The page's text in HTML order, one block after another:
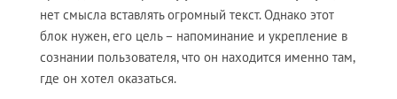
нет смысла вставлять огромный текст. Однако этот
блок нужен, его цель – напоминание и укрепление в
сознании пользователя, что он находится именно там,
где он хотел оказаться.